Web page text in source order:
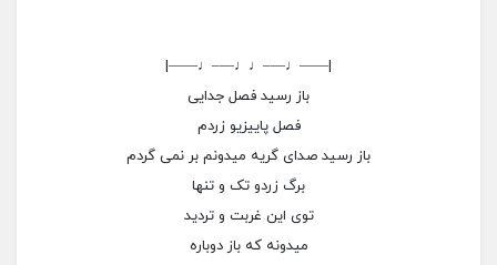
|——♩—–♩♩—–♩——|
باز رسید فصل جدایی
فصل پاییزیو زردم
باز رسید صدای گریه میدونم بر نمی گردم
برگ زردو تک و تنها
توی این غربت و تردید
میدونه که باز دوباره